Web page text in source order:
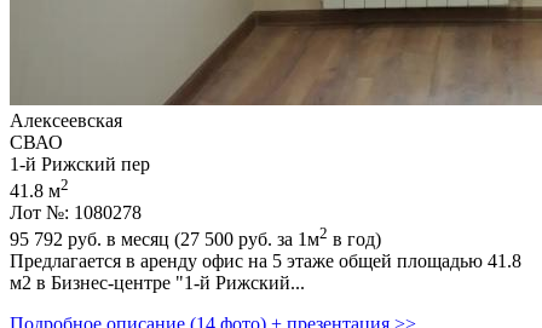
Алексеевская
СВАО
1-й Рижский пер
41.8 м2
Лот №: 1080278
95 792 руб. в месяц (27 500 руб. за 1м2 в год)
Предлагается в аренду офис на 5 этаже общей площадью 41.8
м2 в Бизнес-центре "1-й Рижский...